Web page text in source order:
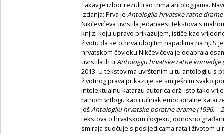
Takav je izbor rezultirao trima antologijama.
izdanja: Prva je Antologija hrvatske ratne drame
Nikčevićeva uvrstila jedanaest tekstova s
knjizi koju upravo prikazujem, ističe kao
životu da se othrva ubojitim napadima na nj. S
hrvatskom čovjeku Nikčevićeva je odabrala
uvrstila ih u Antologiju hrvatske ratne komedije
2013. U tekstovima uvrštenim u tu antologiju s
životnog prava prikazuje se smiješnim svako
intelektualnu katarzu autorica drži isto tako
ratnom vrtlogu kao i učinak emocionalne
jošAntologiju hrvatske poratne drame (1996. –
tekstova o hrvatskom čovjeku, odnosno
smiraja suočuje s posljedicama rata i životom u